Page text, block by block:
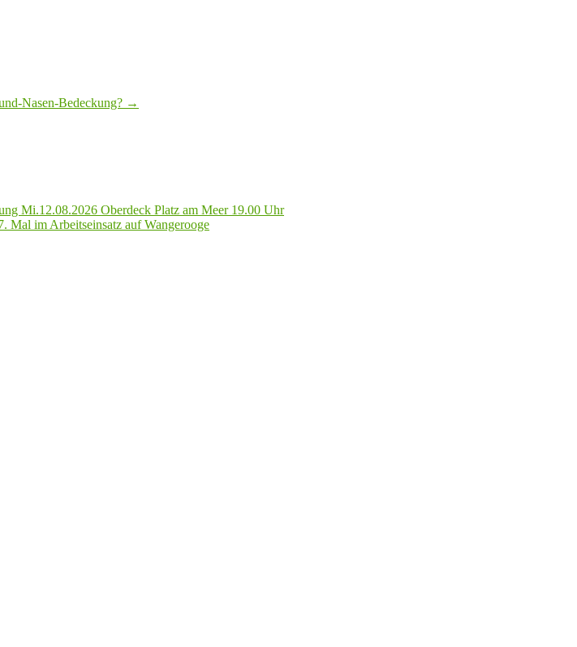
Nasen-Bedeckung? →
Mi.12.08.2026 Oberdeck Platz am Meer 19.00 Uhr
Mal im Arbeitseinsatz auf Wangerooge